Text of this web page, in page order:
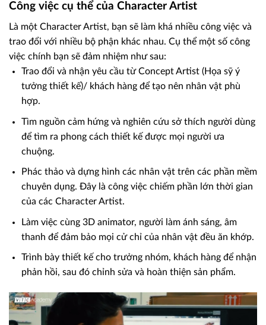
Công việc cụ thể của Character Artist
Là một Character Artist, bạn sẽ làm khá nhiều công việc và
trao đổi với nhiều bộ phận khác nhau. Cụ thể một số công
việc chính bạn sẽ đảm nhiệm như sau:
Trao đổi và nhận yêu cầu từ Concept Artist (Họa sỹ ý
tưởng thiết kế)/ khách hàng để tạo nên nhân vật phù
hợp.
Tìm nguồn cảm hứng và nghiên cứu sở thích người dùng
để tìm ra phong cách thiết kế được mọi người ưa
chuộng.
Phác thảo và dựng hình các nhân vật trên các phần mềm
chuyên dụng. Đây là công việc chiếm phần lớn thời gian
của các Character Artist.
Làm việc cùng 3D animator, người làm ánh sáng, âm
thanh để đảm bảo mọi cử chỉ của nhân vật đều ăn khớp.
Trình bày thiết kế cho trưởng nhóm, khách hàng để nhận
phản hồi, sau đó chỉnh sửa và hoàn thiện sản phẩm.